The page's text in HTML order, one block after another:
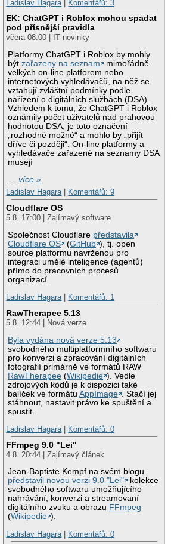
Ladislav Hagara
Komentářů: 3
EK: ChatGPT i Roblox mohou spadat
pod přísnější pravidla
včera 08:00 | IT novinky
Platformy ChatGPT i Roblox by mohly
býtzařazeny na seznam
mimořádně
velkých on-line platforem nebo
internetových vyhledávačů, na něž se
vztahují zvláštní podmínky podle
nařízení o digitálních službách (DSA).
Vzhledem k tomu, že ChatGPT i Roblox
oznámily počet uživatelů nad prahovou
hodnotou DSA, je toto označení
„rozhodně možné“ a mohlo by „přijít
dříve či později“. On-line platformy a
vyhledávače zařazené na seznamy DSA
musejí
…více »
Ladislav Hagara| Komentářů: 9
Cloudflare OS
5.8. 17:00 | Zajímavý software
Společnost Cloudflare představila
Cloudflare OS
(GitHub ), tj. open
source platformu navrženou pro
integraci umělé inteligence (agentů)
přímo do pracovních procesů
organizací.
Ladislav Hagara| Komentářů: 1
RawTherapee 5.13
5.8. 12:44 | Nová verze
Byla vydána nová verze 5.13
svobodného multiplatformního softwaru
pro konverzi a zpracování digitálních
fotografií primárně ve formátů RAW
RawTherapee (Wikipedie ). Vedle
zdrojových kódů je k dispozici také
balíček ve formátuAppImage
. Stačí jej
stáhnout, nastavit právo ke spuštění a
spustit.
Ladislav Hagara| Komentářů: 0
FFmpeg 9.0 "Lei"
4.8. 20:44 | Zajímavý článek
Jean-Baptiste Kempf na svém blogu
představil novou verzi 9.0 "Lei"
kolekce
svobodného softwaru umožňujícího
nahrávání, konverzi a streamovaní
digitálního zvuku a obrazu FFmpeg
(Wikipedie ).
Ladislav Hagara| Komentářů: 0